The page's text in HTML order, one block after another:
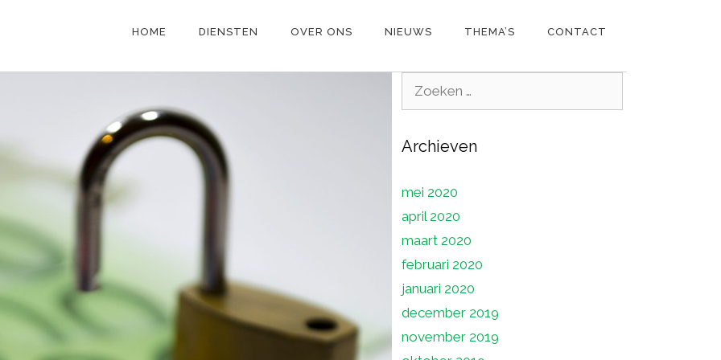
HOME DIENSTEN OVER ONS NIEUWS THEMA’S CONTACT
Archieven
mei 2020
april 2020
maart 2020
februari 2020
januari 2020
december 2019
november 2019